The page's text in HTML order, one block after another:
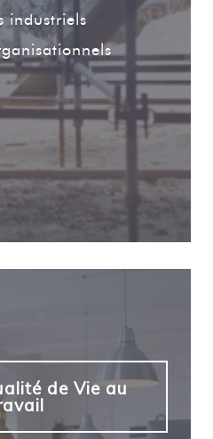
industriels
de Vie au